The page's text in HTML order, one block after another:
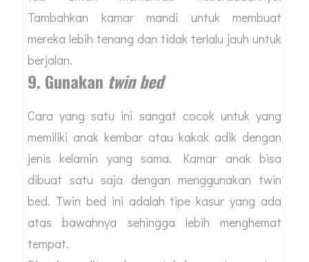
Tambahkan kamar mandi untuk membuat
mereka lebih tenang dan tidak terlalu jauh untuk
berjalan.
9. Gunakan twin bed
Cara yang satu ini sangat cocok untuk yang
memiliki anak kembar atau kakak adik dengan
jenis kelamin yang sama. Kamar anak bisa
dibuat satu saja dengan menggunakan twin
bed. Twin bed ini adalah tipe kasur yang ada
atas bawahnya sehingga lebih menghemat
tempat.